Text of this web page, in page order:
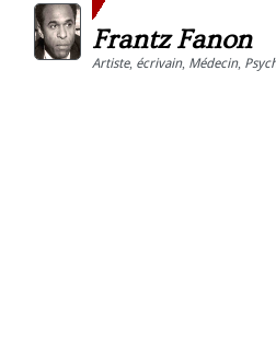
Frantz Fanon
Artiste, écrivain, Médecin,